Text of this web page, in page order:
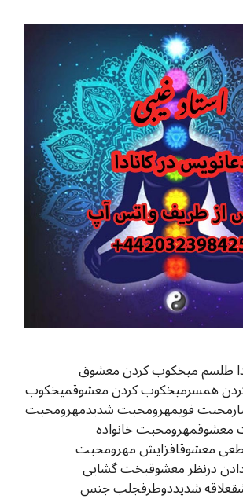
طلسم میخکوب کردن معشوق
همسرمیخکوب کردن معشوقمیخکوب
قویمهرومحبت شدیدمهرومحبت
خانواده
معشوقافزایش مهرومحبت
درنظر معشوقبخت گشایی
شدیددوطرفجلب جنس